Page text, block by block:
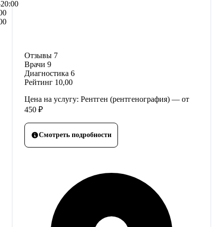
Отзывы 7
Врачи 9
Диагностика 6
Рейтинг 10,00
Цена на услугу: Рентген (рентгенография) — от
450 ₽
Смотреть подробности